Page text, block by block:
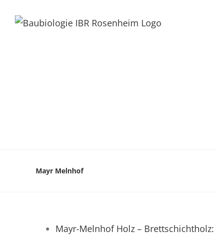
Mayr Melnhof
Mayr-Melnhof Holz –